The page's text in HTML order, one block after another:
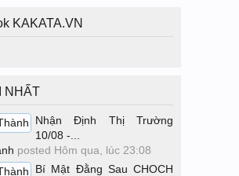
KAKATA.VN
NHẤT
Nhận Định Thị Trường
10/08 -...
posted Hôm qua, lúc 23:08
Bí Mật Đằng Sau CHOCH